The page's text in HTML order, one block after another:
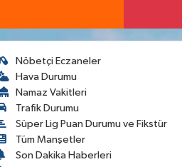
Nöbetçi Eczaneler
Hava Durumu
Namaz Vakitleri
Trafik Durumu
Süper Lig Puan Durumu ve Fikstür
Tüm Manşetler
Son Dakika Haberleri